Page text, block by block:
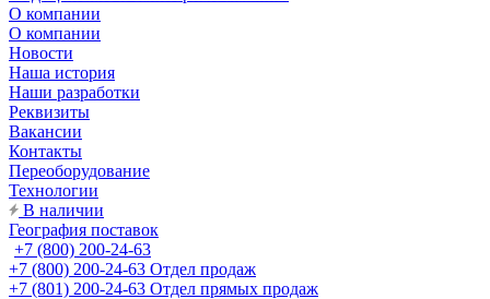
О компании
О компании
Новости
Наша история
Наши разработки
Реквизиты
Вакансии
Контакты
Переоборудование
Технологии
В наличии
География поставок
+7 (800) 200-24-63
+7 (800) 200-24-63 Отдел продаж
+7 (801) 200-24-63 Отдел прямых продаж